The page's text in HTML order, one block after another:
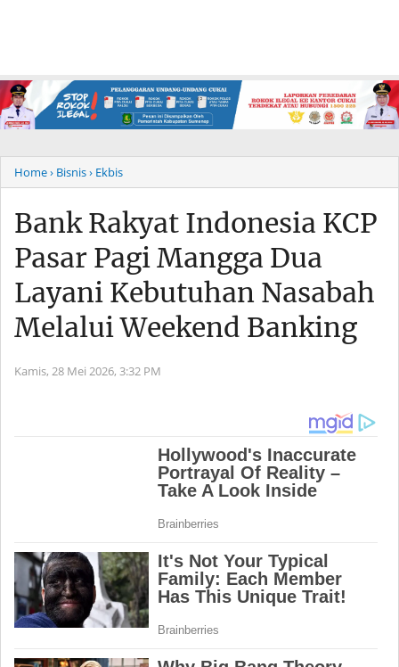
Home› Bisnis› Ekbis
Bank Rakyat Indonesia KCP
Pasar Pagi Mangga Dua
Layani Kebutuhan Nasabah
Melalui Weekend Banking
Kamis, 28 Mei 2026, 3:32 PM